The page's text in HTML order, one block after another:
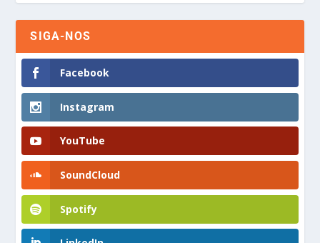
SIGA-NOS
Facebook
Instagram
YouTube
SoundCloud
Spotify